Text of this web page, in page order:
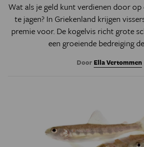
Wat als je geld kunt verdienen door
te jagen? In Griekenland krijgen
premie voor. De kogelvis richt grote
een groeiende bedreiging
Door Ella Vertommen